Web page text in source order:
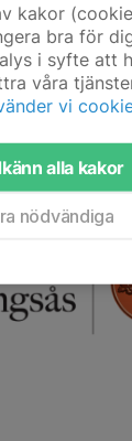
kakor
bra för
i syfte att
våra
vi
alla kakor
nödvändiga